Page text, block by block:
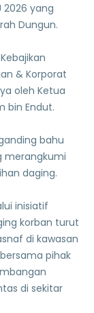
2026 yang
Dungun.
& Korporat
oleh Ketua
bin Endut.
bahu
merangkumi
daging.
inisiatif
korban turut
di kawasan
pihak
di sekitar